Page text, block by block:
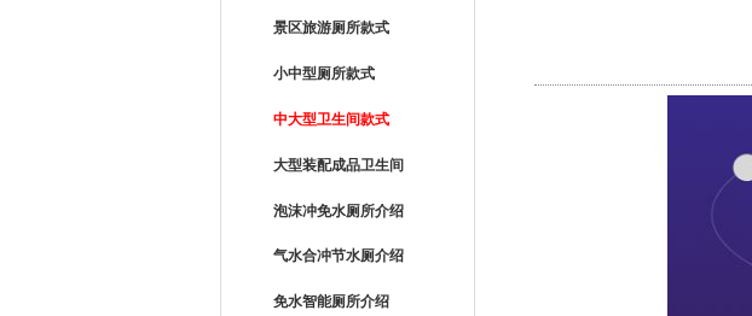
景区旅游厕所款式
小中型厕所款式
中大型卫生间款式
大型装配成品卫生间
泡沫冲免水厕所介绍
气水合冲节水厕介绍
免水智能厕所介绍